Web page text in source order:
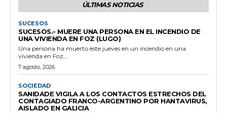
ÚLTIMAS NOTICIAS
SUCESOS
SUCESOS.- MUERE UNA PERSONA EN EL INCENDIO DE
UNA VIVIENDA EN FOZ (LUGO)
Una persona ha muerto este jueves en un incendio en una
vivienda en Foz,...
7 agosto, 2026
SOCIEDAD
SANIDADE VIGILA A LOS CONTACTOS ESTRECHOS DEL
CONTAGIADO FRANCO-ARGENTINO POR HANTAVIRUS,
AISLADO EN GALICIA